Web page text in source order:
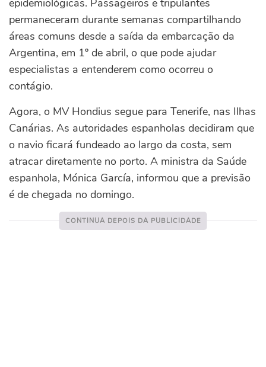
epidemiológicas. Passageiros e tripulantes
permaneceram durante semanas compartilhando
áreas comuns desde a saída da embarcação da
Argentina, em 1º de abril, o que pode ajudar
especialistas a entenderem como ocorreu o
contágio.
Agora, o MV Hondius segue para Tenerife, nas Ilhas
Canárias. As autoridades espanholas decidiram que
o navio ficará fundeado ao largo da costa, sem
atracar diretamente no porto. A ministra da Saúde
espanhola, Mónica García, informou que a previsão
é de chegada no domingo.